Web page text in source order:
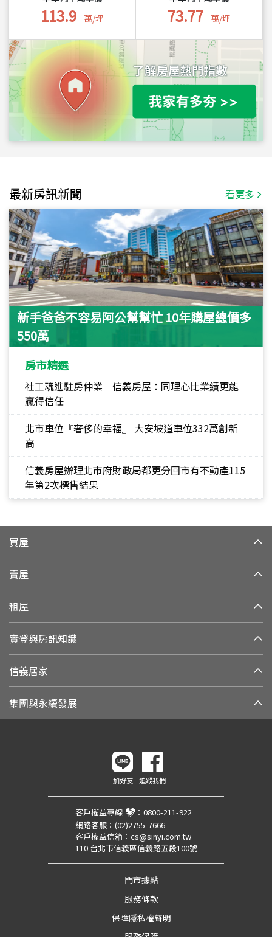
113.9 萬/坪 73.77 萬/坪
最新房訊新聞 看更多
新手爸爸不容易阿公幫幫忙 10年購屋總價多
550萬
房市精選
社工魂進駐房仲業 信義房屋：同理心比業績更能
贏得信任
北市車位『奢侈的幸福』 大安坡道車位332萬創新
高
信義房屋辦理北市府財政局都更分回市有不動產115
年第2次標售結果
買屋
賣屋
租屋
實登與房訊知識
信義居家
集團與永續發展
加好友 追蹤我們
客戶權益專線 ： 0800-211-922
網路客服： (02)2755-7666
客戶權益信箱： cs@sinyi.com.tw
110 台北市信義區信義路五段100號
門市據點
服務條款
保障隱私權聲明